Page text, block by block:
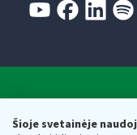
Šioje svetainėje
Respublikos